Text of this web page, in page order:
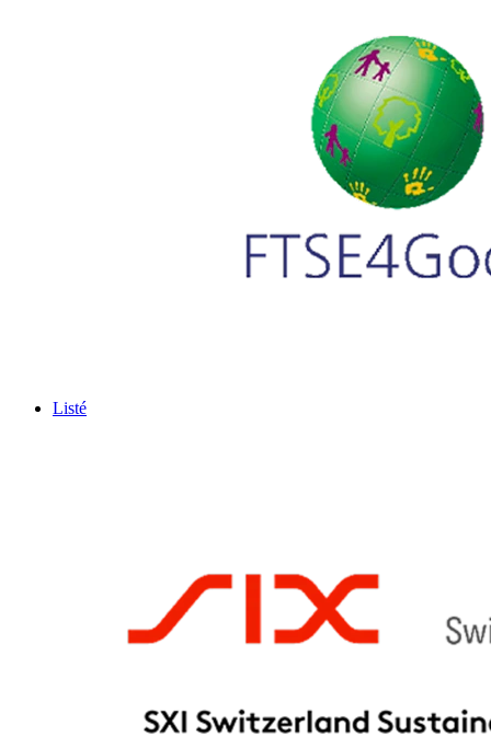
Listé